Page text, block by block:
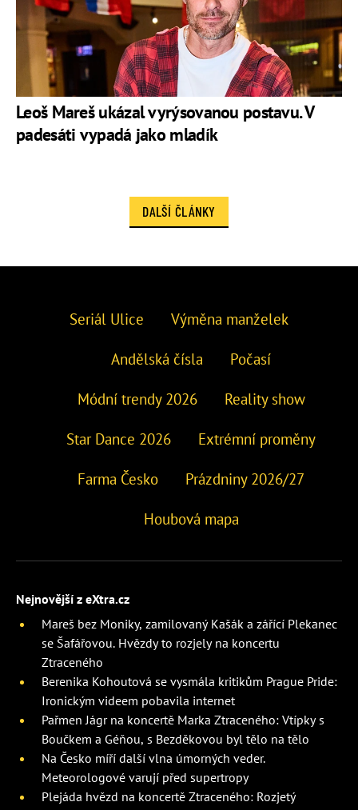
Leoš Mareš ukázal vyrýsovanou postavu. V
padesáti vypadá jako mladík
DALŠÍ ČLÁNKY
Seriál Ulice Výměna manželek
Andělská čísla Počasí
Módní trendy 2026 Reality show
Star Dance 2026 Extrémní proměny
Farma Česko Prázdniny 2026/27
Houbová mapa
Nejnovější z eXtra.cz
Mareš bez Moniky, zamilovaný Kašák a zářící Plekanec
se Šafářovou. Hvězdy to rozjely na koncertu
Ztraceného
Berenika Kohoutová se vysmála kritikům Prague Pride:
Ironickým videem pobavila internet
Pařmen Jágr na koncertě Marka Ztraceného: Vtípky s
Boučkem a Géňou, s Bezděkovou byl tělo na tělo
Na Česko míří další vlna úmorných veder.
Meteorologové varují před supertropy
Plejáda hvězd na koncertě Ztraceného: Rozjetý